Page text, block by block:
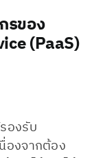
รของ
(PaaS)
องรับ
องจากต้อง